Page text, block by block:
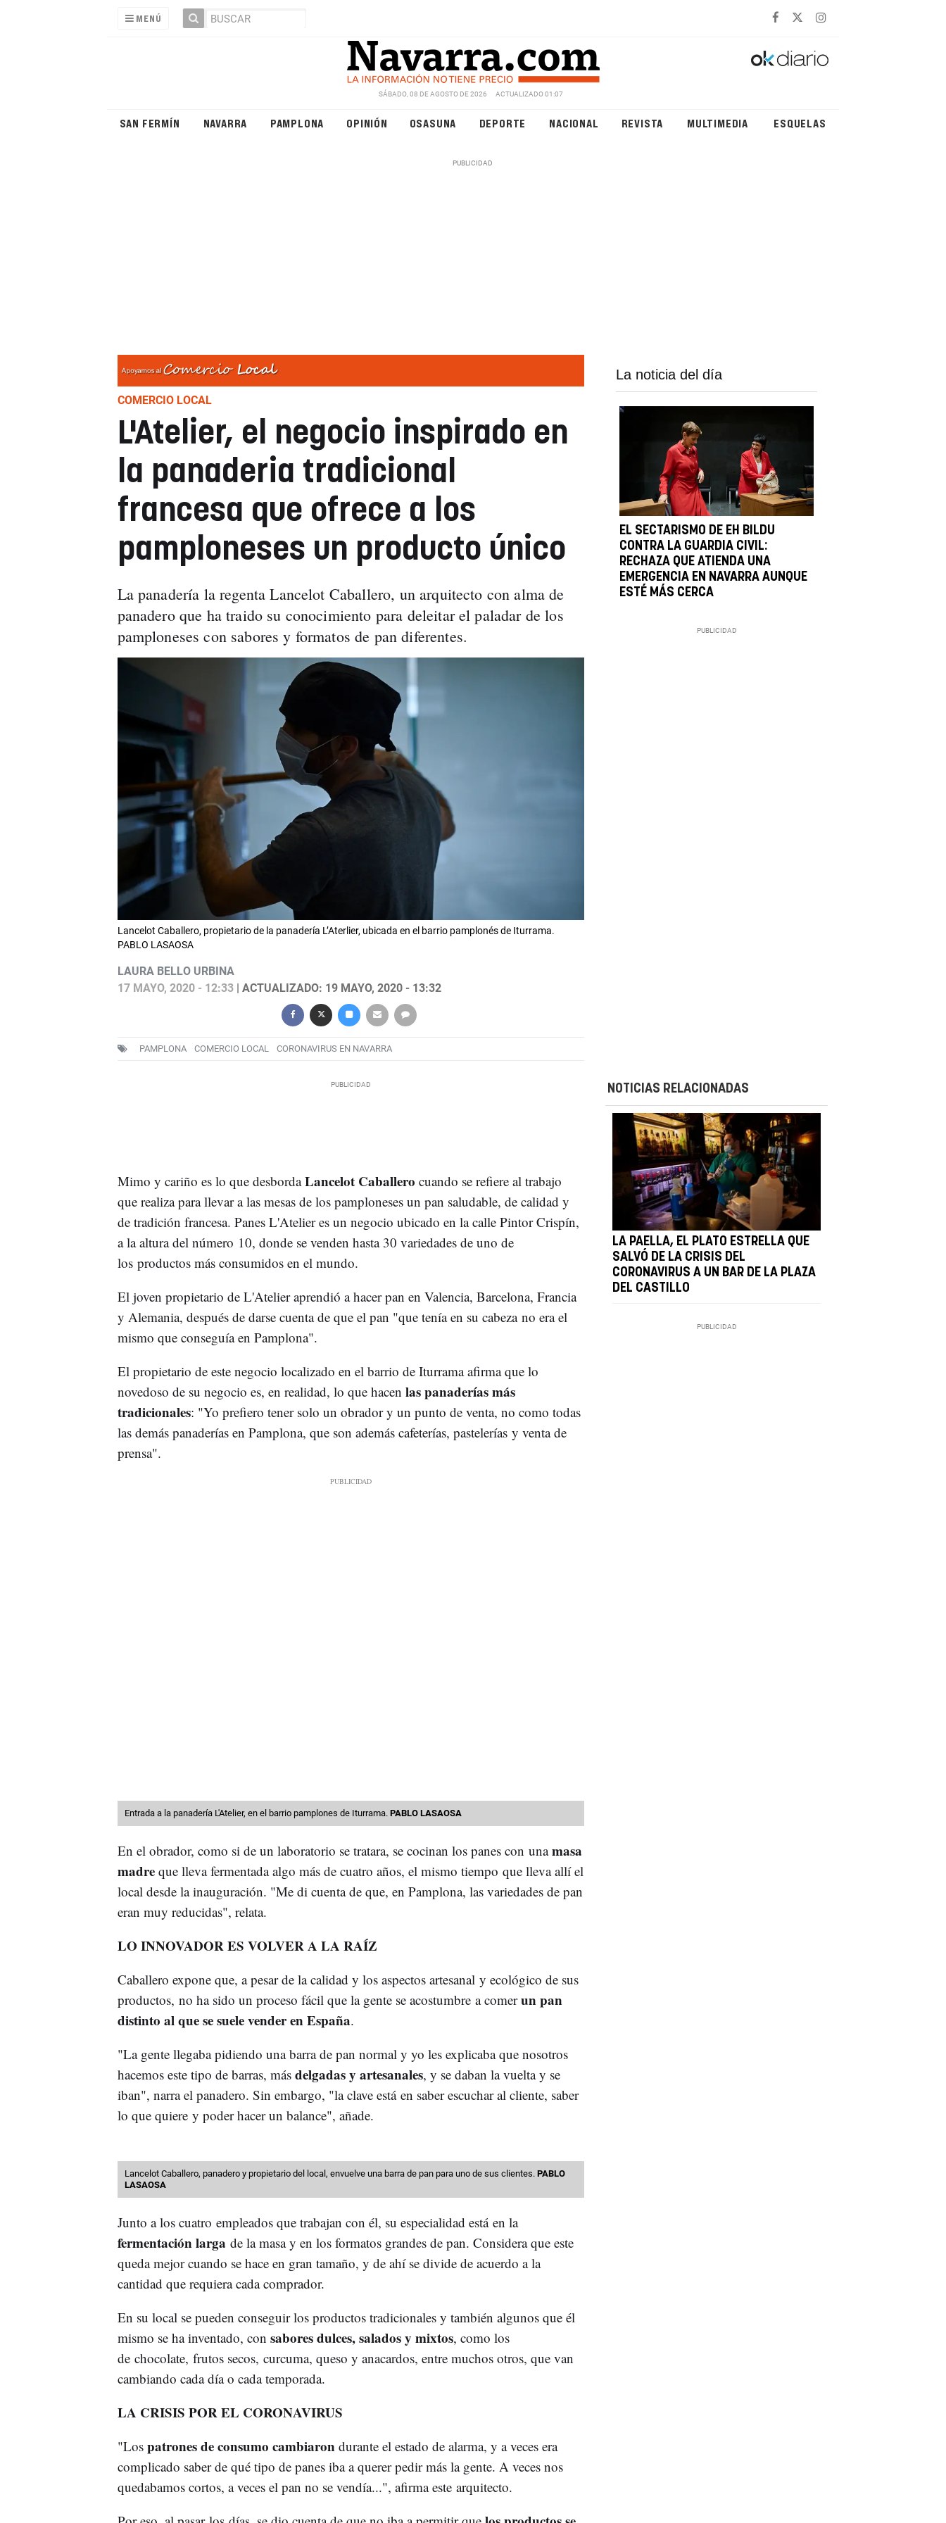
MENÚ
SÁBADO, 08 DE AGOSTO DE 2026 ACTUALIZADO 01:07
SAN FERMÍN NAVARRA PAMPLONA OPINIÓN OSASUNA DEPORTE NACIONAL REVISTA MULTIMEDIA ESQUELAS
COMERCIO LOCAL
L'Atelier, el negocio inspirado en
la panaderia tradicional
francesa que ofrece a los
pamploneses un producto único
La panadería la regenta Lancelot Caballero, un arquitecto con alma de
panadero que ha traido su conocimiento para deleitar el paladar de los
pamploneses con sabores y formatos de pan diferentes.
Lancelot Caballero, propietario de la panadería L’Aterlier, ubicada en el barrio pamplonés de Iturrama.
PABLO LASAOSA
LAURA BELLO URBINA
17 MAYO, 2020 - 12:33| ACTUALIZADO: 19 MAYO, 2020 - 13:32
PAMPLONA COMERCIO LOCAL CORONAVIRUS EN NAVARRA
La noticia del día
EL SECTARISMO DE EH BILDU
CONTRA LA GUARDIA CIVIL:
RECHAZA QUE ATIENDA UNA
EMERGENCIA EN NAVARRA AUNQUE
ESTÉ MÁS CERCA
Mimo y cariño es lo que desbordaLancelot Caballero cuando se refiere al trabajo
que realiza para llevar a las mesas de los pamploneses un pan saludable, de calidad y
de tradición francesa. Panes L'Atelier es un negocio ubicado en la calle Pintor Crispín,
a la altura del número 10, donde se venden hasta 30 variedades de uno de
los productos más consumidos en el mundo.
El joven propietario de L'Atelier aprendió a hacer pan en Valencia, Barcelona, Francia
y Alemania, después de darse cuenta de que el pan "que tenía en su cabeza no era el
mismo que conseguía en Pamplona".
El propietario de este negocio localizado en el barrio de Iturrama afirma que lo
novedoso de su negocio es, en realidad, lo que hacen las panaderías más
tradicionales: "Yo prefiero tener solo un obrador y un punto de venta, no como todas
las demás panaderías en Pamplona, que son además cafeterías, pastelerías y venta de
prensa".
Entrada a la panadería L'Atelier, en el barrio pamplones de Iturrama. PABLO LASAOSA
En el obrador, como si de un laboratorio se tratara, se cocinan los panes con unamasa
madreque lleva fermentada algo más de cuatro años, el mismo tiempo que lleva allí el
local desde la inauguración. "Me di cuenta de que, en Pamplona, las variedades de pan
eran muy reducidas", relata.
LO INNOVADOR ES VOLVER A LA RAÍZ
Caballero expone que, a pesar de la calidad y los aspectos artesanal y ecológico de sus
productos, no ha sido un proceso fácil que la gente se acostumbre a comerun pan
distinto al que se suele vender en España.
"La gente llegaba pidiendo una barra de pan normal y yo les explicaba que nosotros
hacemos este tipo de barras, más delgadas y artesanales, y se daban la vuelta y se
iban", narra el panadero. Sin embargo, "la clave está en saber escuchar al cliente, saber
lo que quiere y poder hacer un balance", añade.
Lancelot Caballero, panadero y propietario del local, envuelve una barra de pan para uno de sus clientes. PABLO
LASAOSA
Junto a los cuatro empleados que trabajan con él, su especialidad está en la
fermentación larga de la masa y en los formatos grandes de pan. Considera que este
queda mejor cuando se hace en gran tamaño, y de ahí se divide de acuerdo a la
cantidad que requiera cada comprador.
En su local se pueden conseguir los productos tradicionales y también algunos que él
mismo se ha inventado, con sabores dulces, salados y mixtos, como los
de chocolate, frutos secos, curcuma, queso y anacardos, entre muchos otros, que van
cambiando cada día o cada temporada.
LA CRISIS POR EL CORONAVIRUS
"Los patrones de consumo cambiarondurante el estado de alarma, y a veces era
complicado saber de qué tipo de panes iba a querer pedir más la gente. A veces nos
quedabamos cortos, a veces el pan no se vendía...", afirma este arquitecto.
NOTICIAS RELACIONADAS
LA PAELLA, EL PLATO ESTRELLA QUE
SALVÓ DE LA CRISIS DEL
CORONAVIRUS A UN BAR DE LA PLAZA
DEL CASTILLO